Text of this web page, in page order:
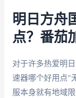
明日方舟
点？番茄
对于许多热爱明
速器哪个好用点"
服本身就有地域